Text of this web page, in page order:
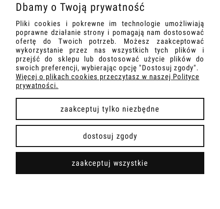
O NAS
INFORMACJE
DOSTAWA I PŁATNOŚCI
pokaż pełną wersję strony
Sklep internetowy Shoper Premium
Dbamy o Twoją prywatność
Pliki cookies i pokrewne im technologie umożliwiają
poprawne działanie strony i pomagają nam dostosować
ofertę do Twoich potrzeb. Możesz zaakceptować
wykorzystanie przez nas wszystkich tych plików i
przejść do sklepu lub dostosować użycie plików do
swoich preferencji, wybierając opcję "Dostosuj zgody".
Więcej o plikach cookies przeczytasz w naszej Polityce
prywatności.
zaakceptuj tylko niezbędne
dostosuj zgody
zaakceptuj wszystkie